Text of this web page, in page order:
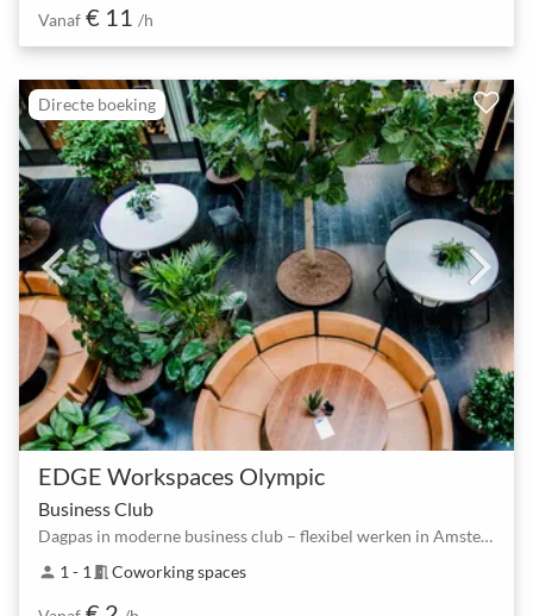
Vanaf € 11 /h
Directe boeking
EDGE Workspaces Olympic
Business Club
Dagpas in moderne business club – flexibel werken in Amsterdam‑Zuid
person 1 - 1 meeting_room Coworking spaces